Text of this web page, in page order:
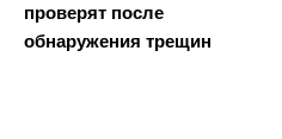
проверят после
обнаружения трещин